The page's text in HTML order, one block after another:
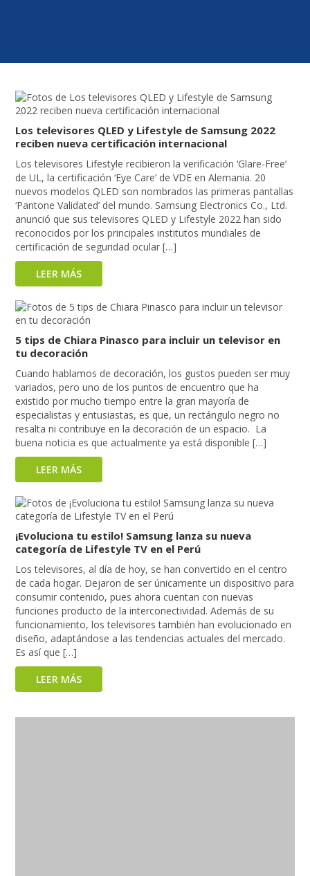
Los televisores QLED y Lifestyle de Samsung 2022
reciben nueva certificación internacional
Los televisores Lifestyle recibieron la verificación ‘Glare-Free’
de UL, la certificación ‘Eye Care’ de VDE en Alemania. 20
nuevos modelos QLED son nombrados las primeras pantallas
‘Pantone Validated’ del mundo. Samsung Electronics Co., Ltd.
anunció que sus televisores QLED y Lifestyle 2022 han sido
reconocidos por los principales institutos mundiales de
certificación de seguridad ocular […]
LEER MÁS
5 tips de Chiara Pinasco para incluir un televisor en
tu decoración
Cuando hablamos de decoración, los gustos pueden ser muy
variados, pero uno de los puntos de encuentro que ha
existido por mucho tiempo entre la gran mayoría de
especialistas y entusiastas, es que, un rectángulo negro no
resalta ni contribuye en la decoración de un espacio. La
buena noticia es que actualmente ya está disponible […]
LEER MÁS
¡Evoluciona tu estilo! Samsung lanza su nueva
categoría de Lifestyle TV en el Perú
Los televisores, al día de hoy, se han convertido en el centro
de cada hogar. Dejaron de ser únicamente un dispositivo para
consumir contenido, pues ahora cuentan con nuevas
funciones producto de la interconectividad. Además de su
funcionamiento, los televisores también han evolucionado en
diseño, adaptándose a las tendencias actuales del mercado.
Es así que […]
LEER MÁS